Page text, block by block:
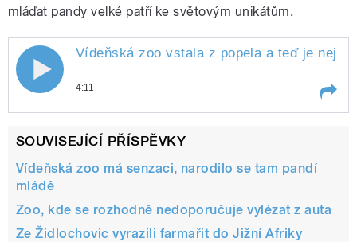
mláďat pandy velké patří ke světovým unikátům.
Vídeňská zoo vstala z popela a teď je
4:11
je nejlepší v
SOUVISEJÍCÍ PŘÍSPĚVKY
Vídeňská zoo má senzaci, narodilo se tam pandí
mládě
Zoo, kde se rozhodně nedoporučuje vylézat z auta
Ze Židlochovic vyrazili farmařit do Jižní Afriky